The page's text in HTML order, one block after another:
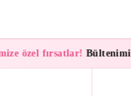
özel fırsatlar!Bültenimize